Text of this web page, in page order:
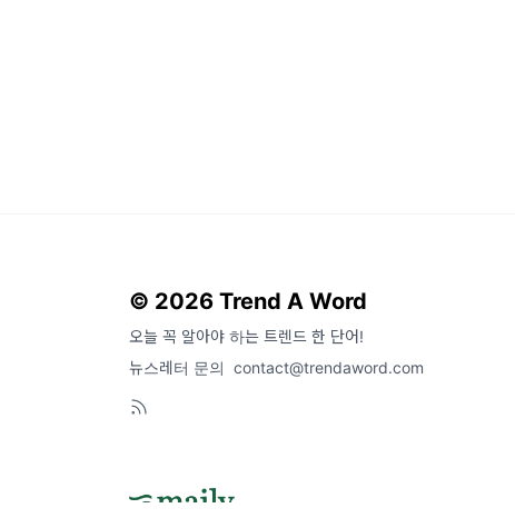
© 2026 Trend A Word
오늘 꼭 알아야 하는 트렌드 한 단어!
뉴스레터 문의 contact@trendaword.com